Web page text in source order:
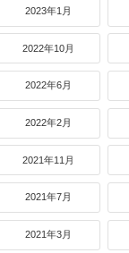
2023年1月
2022年10月
2022年6月
2022年2月
2021年11月
2021年7月
2021年3月